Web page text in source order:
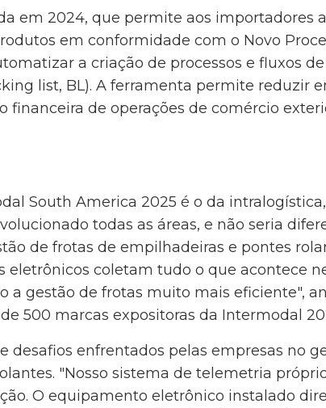
em 2024, que permite aos importadores
em conformidade com o Novo
a criação de processos e fluxos
list, BL). A ferramenta permite reduzir
de operações de comércio
South America 2025 é o da
todas as áreas, e não seria
de frotas de empilhadeiras e pontes
coletam tudo o que acontece
a gestão de frotas muito mais eficiente",
500 marcas expositoras da Intermodal
desafios enfrentados pelas empresas no
"Nosso sistema de telemetria
O equipamento eletrônico instalado